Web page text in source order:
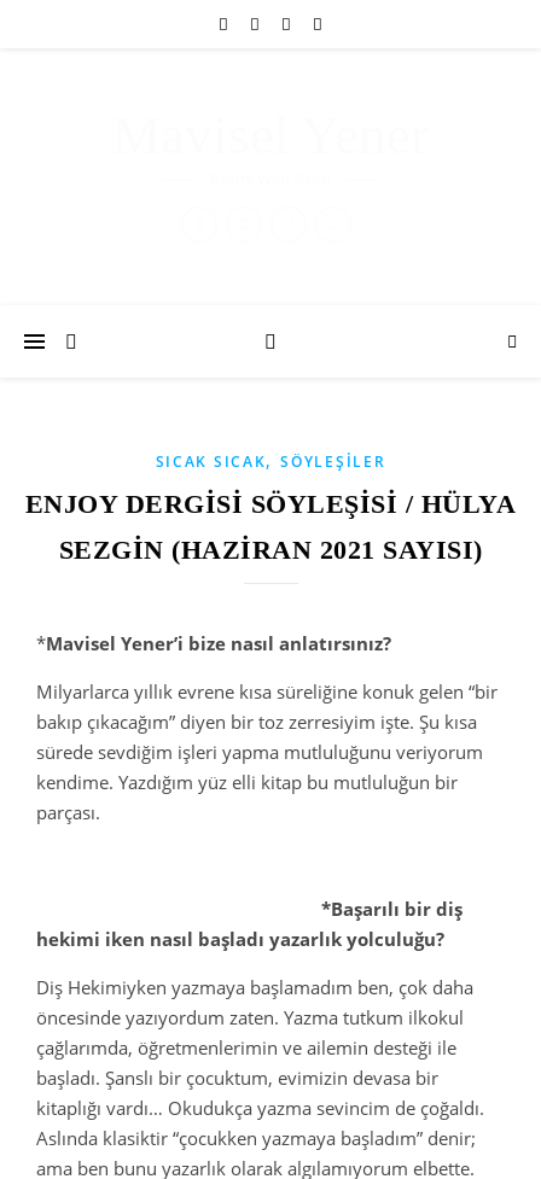
SICAK SICAK,SÖYLEŞILER
ENJOY DERGİSİ SÖYLEŞİSİ / HÜLYA
SEZGİN (HAZİRAN 2021 SAYISI)
*Mavisel Yener’i bize nasıl anlatırsınız?
Milyarlarca yıllık evrene kısa süreliğine konuk gelen “bir
bakıp çıkacağım” diyen bir toz zerresiyim işte. Şu kısa
sürede sevdiğim işleri yapma mutluluğunu veriyorum
kendime. Yazdığım yüz elli kitap bu mutluluğun bir
parçası.
*Başarılı bir diş
hekimi iken nasıl başladı yazarlık yolculuğu?
Diş Hekimiyken yazmaya başlamadım ben, çok daha
öncesinde yazıyordum zaten. Yazma tutkum ilkokul
çağlarımda, öğretmenlerimin ve ailemin desteği ile
başladı. Şanslı bir çocuktum, evimizin devasa bir
kitaplığı vardı… Okudukça yazma sevincim de çoğaldı.
Aslında klasiktir “çocukken yazmaya başladım” denir;
ama ben bunu yazarlık olarak algılamıyorum elbette.